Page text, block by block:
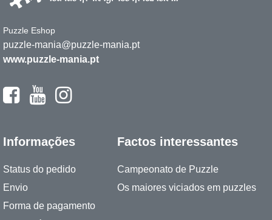
Puzzle Eshop
puzzle-mania@puzzle-mania.pt
www.puzzle-mania.pt
Informações
Status do pedido
Envio
Forma de pagamento
Factos interessantes
Campeonato de Puzzle
Os maiores viciados em puzzles